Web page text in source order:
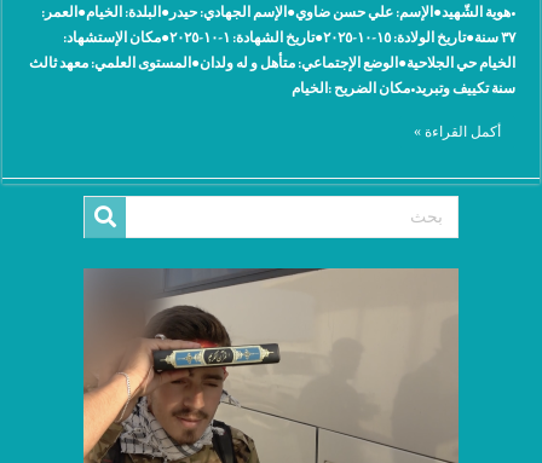
•هوية الشّهيد●الإسم: علي حسن ضاوي●الإسم الجهادي: ‫حيدر●البلدة: ‫الخيام●العمر:
٣٧ سنة●تاريخ الولادة: ١٥-١٠-٢٠٢٥●تاريخ الشهادة: ١-١٠-٢٠٢٥●مكان الإستشهاد:
‫الخيام حي الجلاحية●الوضع الإجتماعي: متأهل و له ولدان●المستوى العلمي: معهد ثالث
سنة تكييف وتبريد•مكان الضريح :الخيام
أكمل القراءة »